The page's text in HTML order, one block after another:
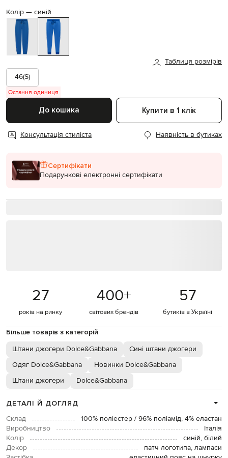
Колір — синій
Таблиця розмірів
46(S)
Остання одиниця
До кошика Купити в 1 клік
Консультація стиліста Наявність в бутиках
Сертифікати
Подарункові електронні сертифікати
27
років на ринку
400+
світових брендів
57
бутиків в Україні
Більше товарів з категорій
Штани джогери Dolce&Gabbana
Сині штани джогери
Одяг Dolce&Gabbana
Новинки Dolce&Gabbana
Штани джогери
Dolce&Gabbana
ДЕТАЛІ Й ДОГЛЯД
Склад
100% поліестер / 96% поліамід, 4% еластан
Виробництво
Італія
Колір
синій, білий
Декор
патч логотипа, лампаси